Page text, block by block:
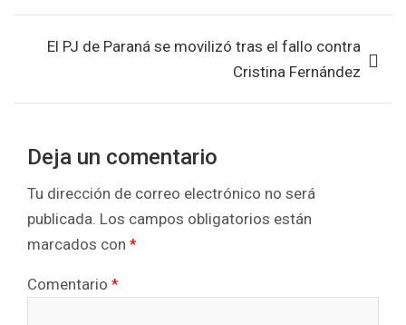
El PJ de Paraná se movilizó tras el fallo contra
Cristina Fernández
Deja un comentario
Tu dirección de correo electrónico no será
publicada. Los campos obligatorios están
marcados con *
Comentario *